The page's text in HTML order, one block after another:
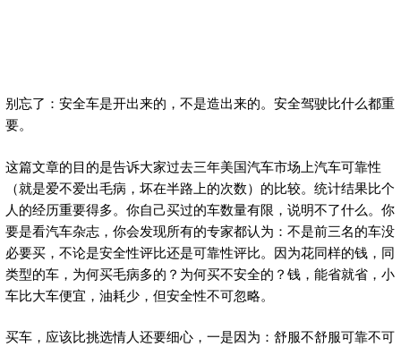
别忘了：安全车是开出来的，不是造出来的。安全驾驶比什么都重
要。
这篇文章的目的是告诉大家过去三年美国汽车市场上汽车可靠性
（就是爱不爱出毛病，坏在半路上的次数）的比较。统计结果比个
人的经历重要得多。你自己买过的车数量有限，说明不了什么。你
要是看汽车杂志，你会发现所有的专家都认为：不是前三名的车没
必要买，不论是安全性评比还是可靠性评比。因为花同样的钱，同
类型的车，为何买毛病多的？为何买不安全的？钱，能省就省，小
车比大车便宜，油耗少，但安全性不可忽略。
买车，应该比挑选情人还要细心，一是因为：舒服不舒服可靠不可